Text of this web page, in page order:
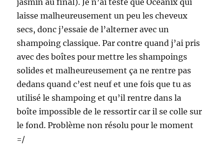
jasmin au final). Je n’ai testé que Océanix qui
laisse malheureusement un peu les cheveux
secs, donc j’essaie de l’alterner avec un
shampoing classique. Par contre quand j’ai pris
avec des boîtes pour mettre les shampoings
solides et malheureusement ça ne rentre pas
dedans quand c’est neuf et une fois que tu as
utilisé le shampoing et qu’il rentre dans la
boîte impossible de le ressortir car il se colle sur
le fond. Problème non résolu pour le moment
=/